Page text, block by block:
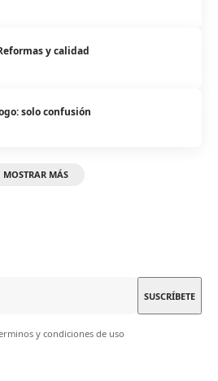
y calidad
solo confusión
MOSTRAR MÁS
y condiciones de uso